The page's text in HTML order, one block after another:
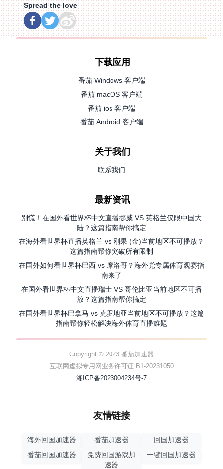
Spread the love
下载应用
番茄 Windows 客户端
番茄 macOS 客户端
番茄 ios 客户端
番茄 Android 客户端
关于我们
联系我们
最新资讯
别慌！在国外看世界杯中文直播挪威 VS 英格兰仅限中国大
陆？这篇指南帮你搞定
在海外看世界杯直播英格兰 vs 刚果 (金)当前地区不可播放？
这篇指南帮你突破所有限制
在国外如何看世界杯巴西 vs 摩洛哥？海外党专属体育观赛指
南来了
在国外看世界杯中文直播瑞士 VS 哥伦比亚当前地区不可播
放？这篇指南帮你搞定
在国外看世界杯巴拿马 vs 克罗地亚当前地区不可播放？这篇
指南帮你轻松解决海外体育直播难题
Copyright © 2023 番茄加速器
互联网虚拟专用网业务许可证 B1-20231050
湘ICP备2023004234号-7
友情链接
海外回国加速器 番茄加速器
回国加速器
番茄回国加速器
免费回国游戏加
速器
一键回国加速器